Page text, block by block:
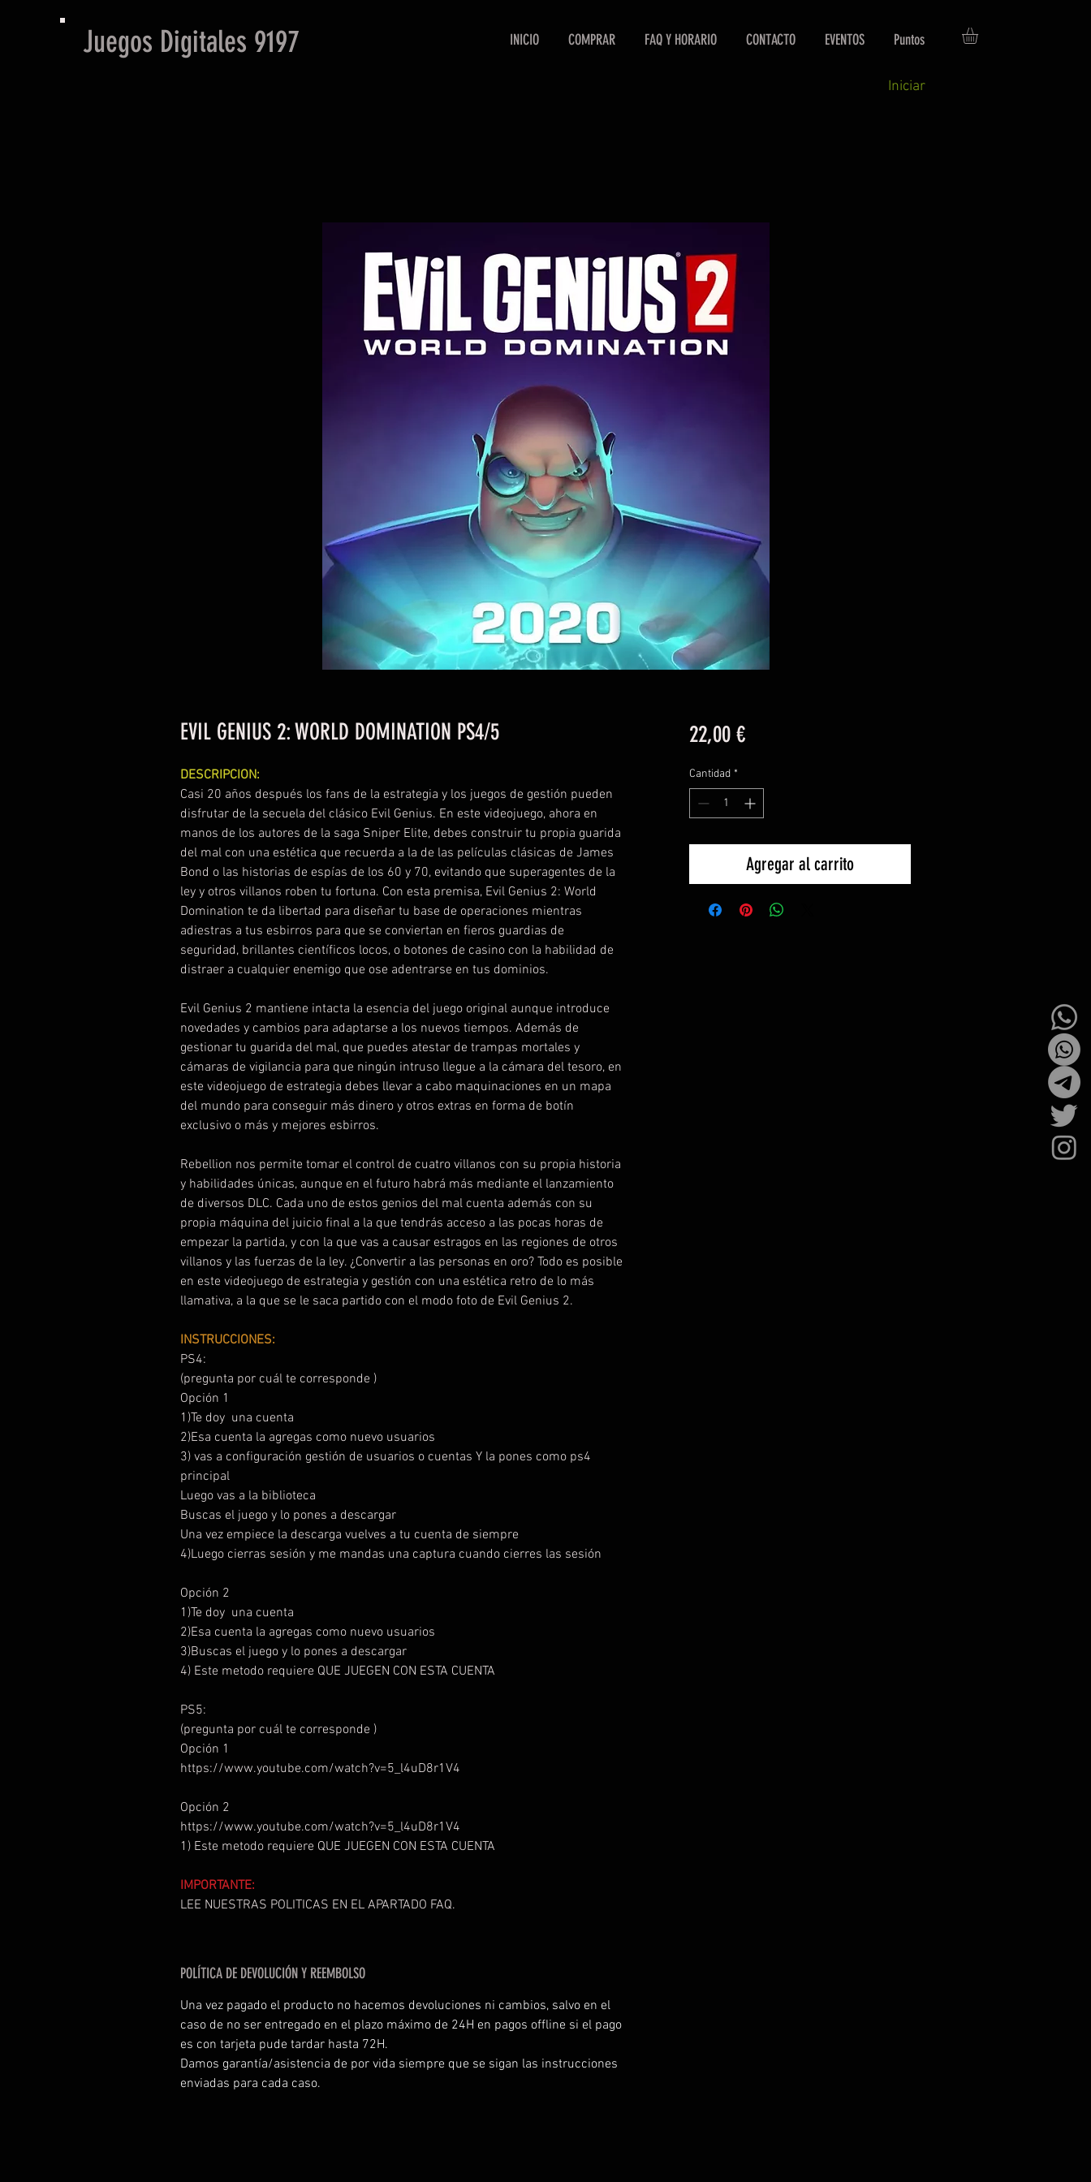
Juegos Digitales 9197 INICIO COMPRAR FAQ Y HORARIO CONTACTO EVENTOS Puntos
Iniciar
EVIL GENIUS 2: WORLD DOMINATION PS4/5
DESCRIPCION:
Casi 20 años después los fans de la estrategia y los juegos de gestión pueden
disfrutar de la secuela del clásico Evil Genius. En este videojuego, ahora en
manos de los autores de la saga Sniper Elite, debes construir tu propia guarida
del mal con una estética que recuerda a la de las películas clásicas de James
Bond o las historias de espías de los 60 y 70, evitando que superagentes de la
ley y otros villanos roben tu fortuna. Con esta premisa, Evil Genius 2: World
Domination te da libertad para diseñar tu base de operaciones mientras
adiestras a tus esbirros para que se conviertan en fieros guardias de
seguridad, brillantes científicos locos, o botones de casino con la habilidad de
distraer a cualquier enemigo que ose adentrarse en tus dominios.
Evil Genius 2 mantiene intacta la esencia del juego original aunque introduce
novedades y cambios para adaptarse a los nuevos tiempos. Además de
gestionar tu guarida del mal, que puedes atestar de trampas mortales y
cámaras de vigilancia para que ningún intruso llegue a la cámara del tesoro, en
este videojuego de estrategia debes llevar a cabo maquinaciones en un mapa
del mundo para conseguir más dinero y otros extras en forma de botín
exclusivo o más y mejores esbirros.
Rebellion nos permite tomar el control de cuatro villanos con su propia historia
y habilidades únicas, aunque en el futuro habrá más mediante el lanzamiento
de diversos DLC. Cada uno de estos genios del mal cuenta además con su
propia máquina del juicio final a la que tendrás acceso a las pocas horas de
empezar la partida, y con la que vas a causar estragos en las regiones de otros
villanos y las fuerzas de la ley. ¿Convertir a las personas en oro? Todo es posible
en este videojuego de estrategia y gestión con una estética retro de lo más
llamativa, a la que se le saca partido con el modo foto de Evil Genius 2.
INSTRUCCIONES:
PS4:
(pregunta por cuál te corresponde )
Opción 1
1)Te doy una cuenta
2)Esa cuenta la agregas como nuevo usuarios
3) vas a configuración gestión de usuarios o cuentas Y la pones como ps4
principal
Luego vas a la biblioteca
Buscas el juego y lo pones a descargar
Una vez empiece la descarga vuelves a tu cuenta de siempre
4)Luego cierras sesión y me mandas una captura cuando cierres las sesión
Opción 2
1)Te doy una cuenta
2)Esa cuenta la agregas como nuevo usuarios
3)Buscas el juego y lo pones a descargar
4) Este metodo requiere QUE JUEGEN CON ESTA CUENTA
PS5:
(pregunta por cuál te corresponde )
Opción 1
https://www.youtube.com/watch?v=5_l4uD8r1V4
Opción 2
https://www.youtube.com/watch?v=5_l4uD8r1V4
1) Este metodo requiere QUE JUEGEN CON ESTA CUENTA
IMPORTANTE:
LEE NUESTRAS POLITICAS EN EL APARTADO FAQ.
POLÍTICA DE DEVOLUCIÓN Y REEMBOLSO
Una vez pagado el producto no hacemos devoluciones ni cambios, salvo en el
caso de no ser entregado en el plazo máximo de 24H en pagos offline si el pago
es con tarjeta pude tardar hasta 72H.
Damos garantía/asistencia de por vida siempre que se sigan las instrucciones
enviadas para cada caso.
22,00 €Precio
Cantidad *
Agregar al carrito